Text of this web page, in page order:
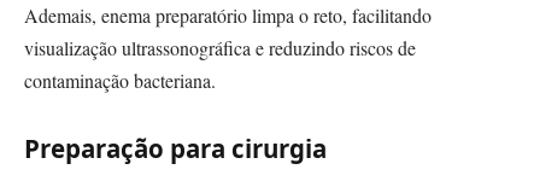
Ademais, enema preparatório limpa o reto, facilitando
visualização ultrassonográfica e reduzindo riscos de
contaminação bacteriana.
Preparação para cirurgia